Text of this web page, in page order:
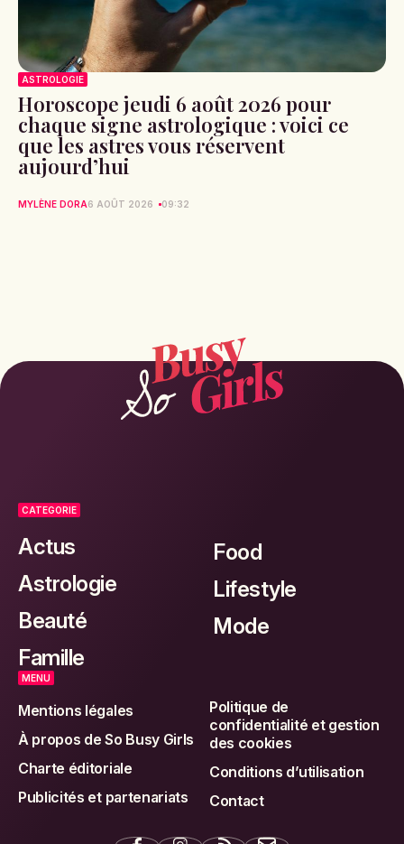
ASTROLOGIE
Horoscope jeudi 6 août 2026 pour
chaque signe astrologique : voici ce
que les astres vous réservent
aujourd’hui
MYLÈNE DORA6 AOÛT 2026 09:32
CATEGORIE
Actus
Astrologie
Beauté
Famille
Food
Lifestyle
Mode
MENU
Mentions légales
À propos de So Busy Girls
Charte éditoriale
Publicités et partenariats
Politique de
confidentialité et gestion
des cookies
Conditions d’utilisation
Contact